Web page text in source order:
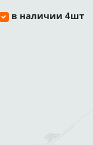
в наличии 4шт